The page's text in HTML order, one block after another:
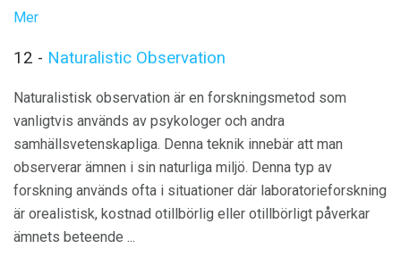
Mer
12 - Naturalistic Observation
Naturalistisk observation är en forskningsmetod som
vanligtvis används av psykologer och andra
samhällsvetenskapliga. Denna teknik innebär att man
observerar ämnen i sin naturliga miljö. Denna typ av
forskning används ofta i situationer där laboratorieforskning
är orealistisk, kostnad otillbörlig eller otillbörligt påverkar
ämnets beteende ...